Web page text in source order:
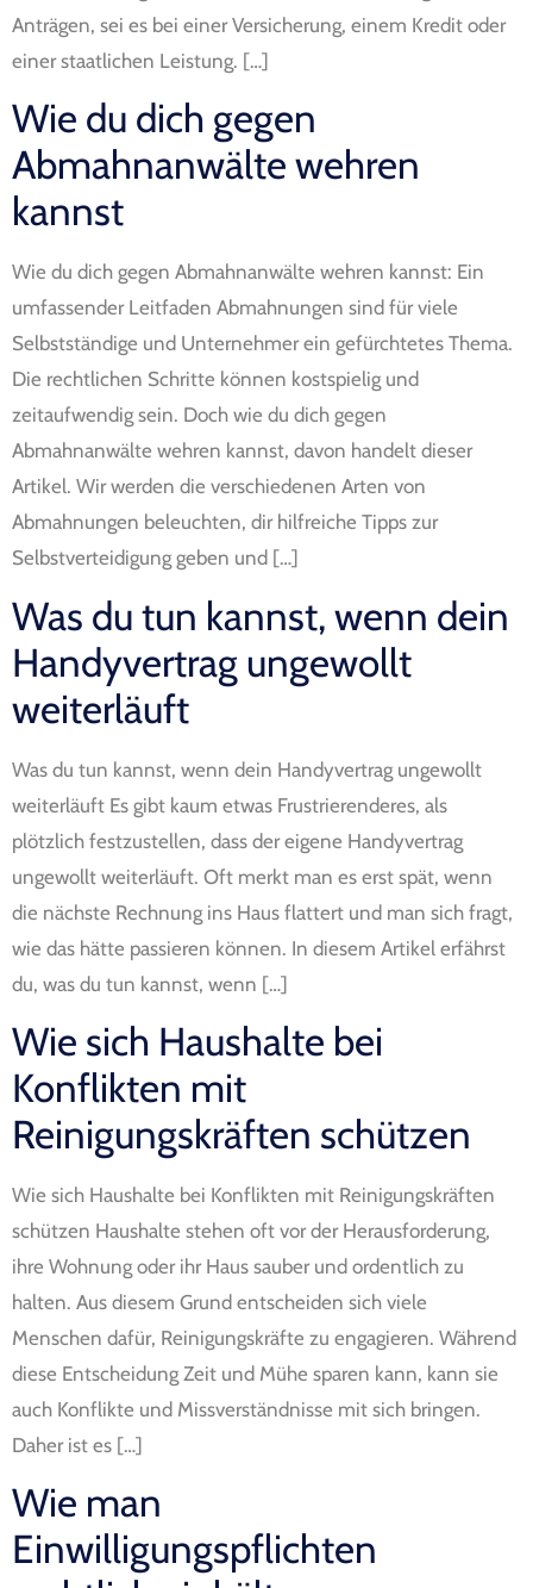
Anträgen, sei es bei einer Versicherung, einem Kredit oder
einer staatlichen Leistung. […]
Wie du dich gegen
Abmahnanwälte wehren
kannst
Wie du dich gegen Abmahnanwälte wehren kannst: Ein
umfassender Leitfaden Abmahnungen sind für viele
Selbstständige und Unternehmer ein gefürchtetes Thema.
Die rechtlichen Schritte können kostspielig und
zeitaufwendig sein. Doch wie du dich gegen
Abmahnanwälte wehren kannst, davon handelt dieser
Artikel. Wir werden die verschiedenen Arten von
Abmahnungen beleuchten, dir hilfreiche Tipps zur
Selbstverteidigung geben und […]
Was du tun kannst, wenn dein
Handyvertrag ungewollt
weiterläuft
Was du tun kannst, wenn dein Handyvertrag ungewollt
weiterläuft Es gibt kaum etwas Frustrierenderes, als
plötzlich festzustellen, dass der eigene Handyvertrag
ungewollt weiterläuft. Oft merkt man es erst spät, wenn
die nächste Rechnung ins Haus flattert und man sich fragt,
wie das hätte passieren können. In diesem Artikel erfährst
du, was du tun kannst, wenn […]
Wie sich Haushalte bei
Konflikten mit
Reinigungskräften schützen
Wie sich Haushalte bei Konflikten mit Reinigungskräften
schützen Haushalte stehen oft vor der Herausforderung,
ihre Wohnung oder ihr Haus sauber und ordentlich zu
halten. Aus diesem Grund entscheiden sich viele
Menschen dafür, Reinigungskräfte zu engagieren. Während
diese Entscheidung Zeit und Mühe sparen kann, kann sie
auch Konflikte und Missverständnisse mit sich bringen.
Daher ist es […]
Wie man
Einwilligungspflichten